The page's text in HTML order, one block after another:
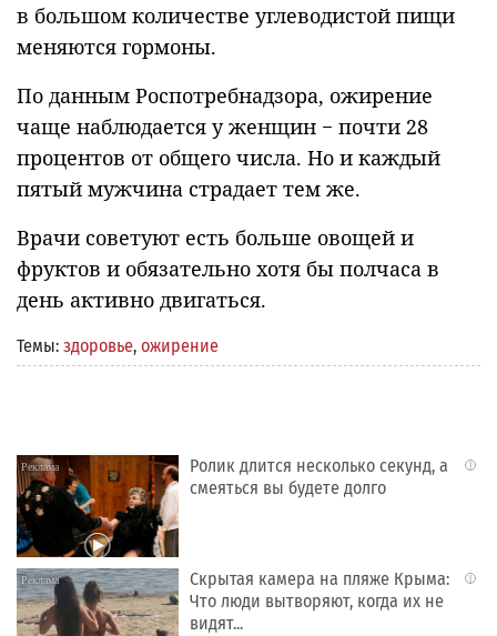
в большом количестве углеводистой пищи
меняются гормоны.
По данным Роспотребнадзора, ожирение
чаще наблюдается у женщин − почти 28
процентов от общего числа. Но и каждый
пятый мужчина страдает тем же.
Врачи советуют есть больше овощей и
фруктов и обязательно хотя бы полчаса в
день активно двигаться.
Темы: здоровье, ожирение
i
Ролик длится несколько секунд, а
смеяться вы будете долго
i
Скрытая камера на пляже Крыма:
Что люди вытворяют, когда их не
видят...